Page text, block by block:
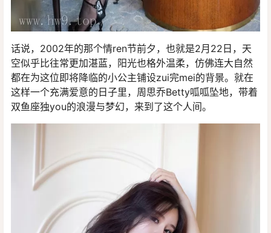
话说，2002年的那个情ren节前夕，也就是2月22日，天
空似乎比往常更加湛蓝，阳光也格外温柔，仿佛连大自然
都在为这位即将降临的小公主铺设zui完mei的背景。就在
这样一个充满爱意的日子里，周思乔Betty呱呱坠地，带着
双鱼座独you的浪漫与梦幻，来到了这个人间。